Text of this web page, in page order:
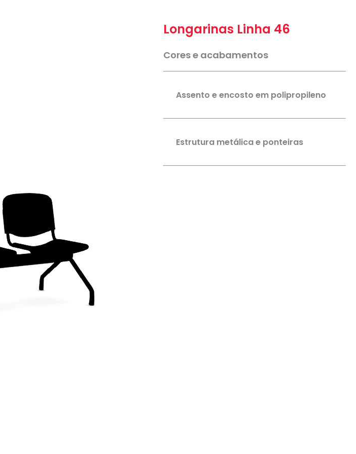
Longarinas Linha 46
Cores e acabamentos
Assento e encosto em polipropileno
Estrutura metálica e ponteiras